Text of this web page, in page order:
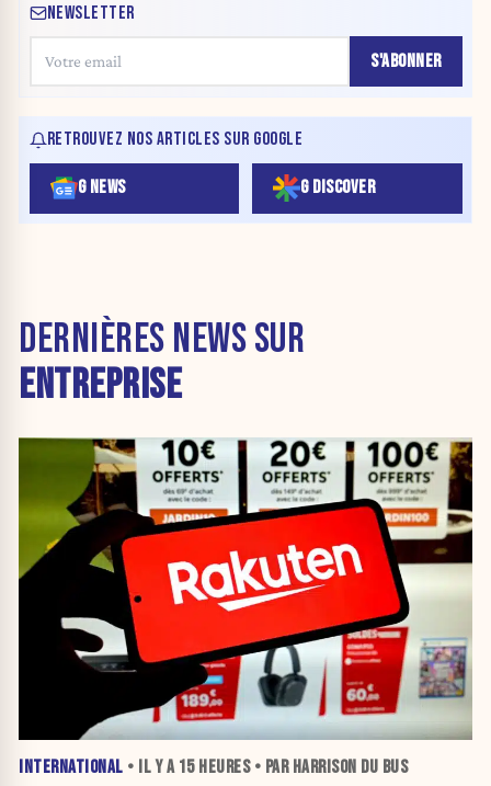
NEWSLETTER
S'ABONNER
RETROUVEZ NOS ARTICLES SUR GOOGLE
G NEWS G DISCOVER
DERNIÈRES NEWS SUR
ENTREPRISE
INTERNATIONAL • IL Y A 15 HEURES• PAR HARRISON DU BUS